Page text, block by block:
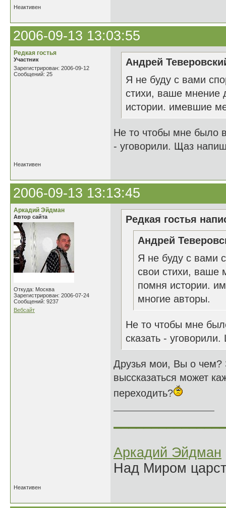
Неактивен
2006-09-13 13:03:55
Редкая гостья
Участник
Зарегистрирован: 2006-09-12
Сообщений: 25
Андрей
Я не буду с вами
стихи, ваше мнение
истории. имевшие
Не то чтобы мне было
- уговорили. Щаз
Неактивен
2006-09-13 13:13:45
Аркадий Эйдман
Автор сайта
Откуда: Москва
Зарегистрирован: 2006-07-24
Сообщений: 9237
Вебсайт
Редкая гостья
Андрей
Я не буду с вами
свои стихи, ваше
помня истории.
многие авторы.
Не то чтобы мне
сказать -
Друзья мои, Вы о чем?
выссказаться может
переходить?
Аркадий Эйдман
Над Миром
Неактивен